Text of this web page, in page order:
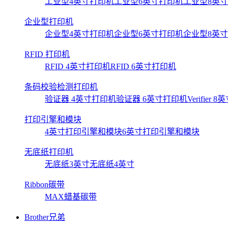
企业型打印机
企业型4英寸打印机企业型6英寸打印机企业型8英
RFID 打印机
RFID 4英寸打印机RFID 6英寸打印机
条码校验检测打印机
验证器 4英寸打印机验证器 6英寸打印机Verifier 8
打印引擎和模块
4英寸打印引擎和模块6英寸打印引擎和模块
无底纸打印机
无底纸3英寸无底纸4英寸
Ribbon碳带
MAX蜡基碳带
Brother兄弟